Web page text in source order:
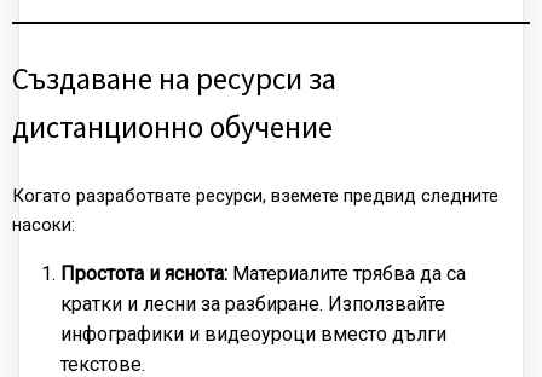
Създаване на ресурси за
дистанционно обучение
Когато разработвате ресурси, вземете предвид следните
насоки:
Простота и яснота: Материалите трябва да са
кратки и лесни за разбиране. Използвайте
инфографики и видеоуроци вместо дълги
текстове.